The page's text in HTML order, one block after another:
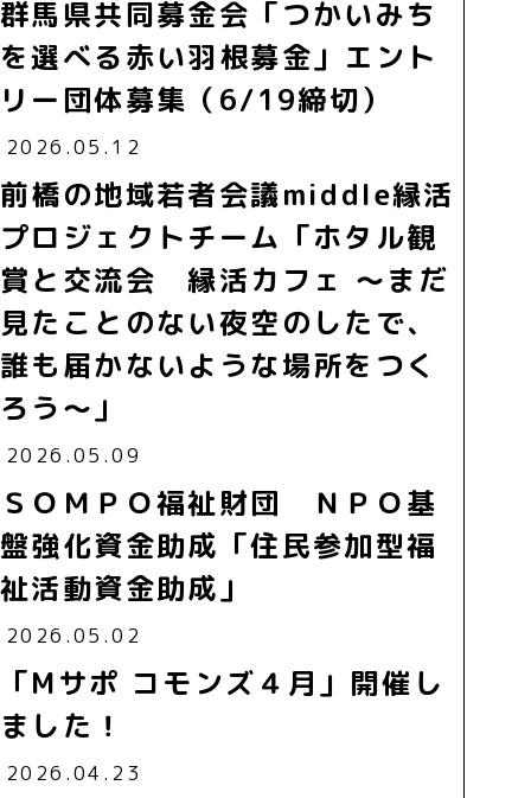
群馬県共同募金会「つかいみち
を選べる赤い羽根募金」エント
リー団体募集（6/19締切）
2026.05.12
前橋の地域若者会議middle縁活
プロジェクトチーム「ホタル観
賞と交流会 縁活カフェ ～まだ
見たことのない夜空のしたで、
誰も届かないような場所をつく
ろう～」
2026.05.09
ＳＯＭＰＯ福祉財団 ＮＰＯ基
盤強化資金助成「住民参加型福
祉活動資金助成」
2026.05.02
「Mサポ コモンズ４月」開催し
ました！
2026.04.23